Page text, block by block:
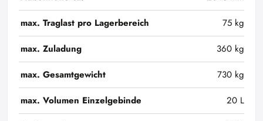
max. Traglast pro Lagerbereich
75 kg
max. Zuladung
360 kg
max. Gesamtgewicht
730 kg
max. Volumen Einzelgebinde
20 L